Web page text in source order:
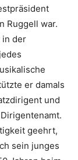
Ruggell war.
in der
er damals
und
geehrt,
sein junges